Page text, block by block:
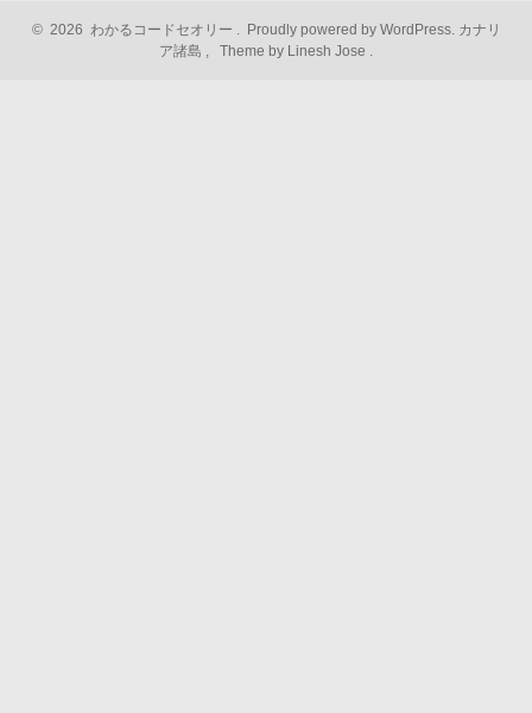
© 2026 わかるコードセオリー . Proudly powered by WordPress. カナリ
ア諸島 , Theme by Linesh Jose .